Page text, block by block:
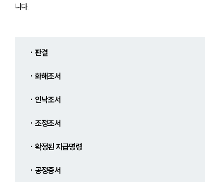
니다.
· 판결
· 화해조서
· 인낙조서
· 조정조서
· 확정된 지급명령
· 공정증서